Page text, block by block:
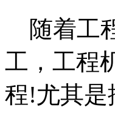
随着工
工，工程
程!尤其是